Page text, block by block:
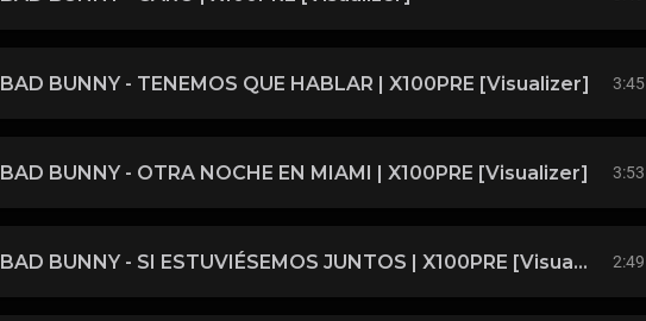
BAD BUNNY - TENEMOS QUE HABLAR | X100PRE [Visualizer] 3:45
BAD BUNNY - OTRA NOCHE EN MIAMI | X100PRE [Visualizer] 3:53
BAD BUNNY - SI ESTUVIÉSEMOS JUNTOS | X100PRE [Visualizer] 2:49